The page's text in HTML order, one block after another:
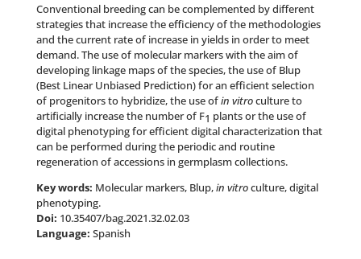
Conventional breeding can be complemented by different
strategies that increase the efficiency of the methodologies
and the current rate of increase in yields in order to meet
demand. The use of molecular markers with the aim of
developing linkage maps of the species, the use of Blup
(Best Linear Unbiased Prediction) for an efficient selection
of progenitors to hybridize, the use ofin vitroculture to
artificially increase the number of F1 plants or the use of
digital phenotyping for efficient digital characterization that
can be performed during the periodic and routine
regeneration of accessions in germplasm collections.
Key words: Molecular markers, Blup,in vitroculture, digital
phenotyping.
Doi: 10.35407/bag.2021.32.02.03
Language: Spanish